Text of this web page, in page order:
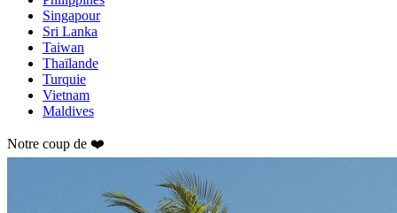
Singapour
Sri Lanka
Taiwan
Thaïlande
Turquie
Vietnam
Maldives
Notre coup de ❤️